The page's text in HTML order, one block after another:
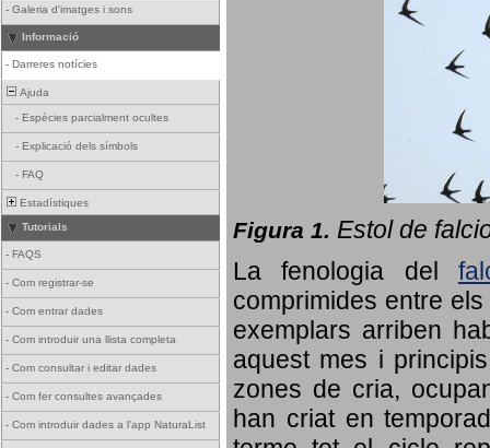
- Galeria d'imatges i sons
Informació
- Darreres notícies
Ajuda
- Espècies parcialment ocultes
- Explicació dels símbols
- FAQ
Estadístiques
Tutorials
- FAQS
- Com registrar-se
- Com entrar dades
- Com introduir una llista completa
- Com consultar i editar dades
- Com fer consultes avançades
- Com introduir dades a l'app NaturaList
Figura 1. Estol de
La fenologia del
comprimides entre
exemplars arriben
aquest mes i
zones de cria,
han criat en